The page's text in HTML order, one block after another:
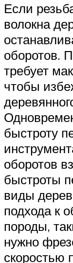
Если
волокна
оборотов.
требует
чтобы
быстроту
оборотов
быстроты
виды
подхода к
породы,
нужно
скоростью